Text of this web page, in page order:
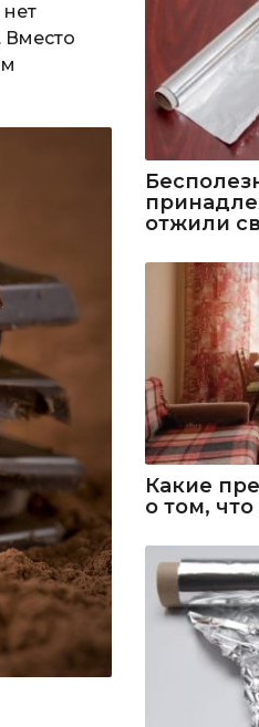
Вместо
отжили
Какие
о том,